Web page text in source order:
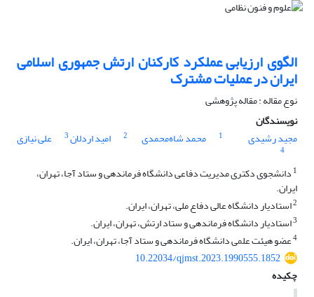
الگوی ارزیابی عملکرد کارکنان ارتش جمهوری اسلامی
ایران در عملیات مشترک
نوع مقاله : مقاله پژوهشی
نویسندگان
مجید رشیدی
1 محمد شاه‌محمدی 2 امید اردلان3 علی نیازی
4
1 دانشجوی دکتری مدیریت دفاعی دانشگاه فرماندهی و ستاد آجا، تهران،
ایران.
2استادیار دانشگاه عالی دفاع ملی، تهران، ایران.
3استادیار دانشگاه فرماندهی و ستاد ارتش، تهران، ایران.
4عضو هیئت علمی دانشگاه فرماندهی و ستاد آجا، تهران، ایران.
10.22034/qjmst.2023.1990555.1852
چکیده